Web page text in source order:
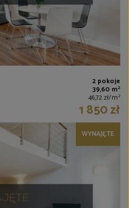
2 pokoje
39,60 m2
46,72 zł/m2
1 850 zł
WYNAJĘTE